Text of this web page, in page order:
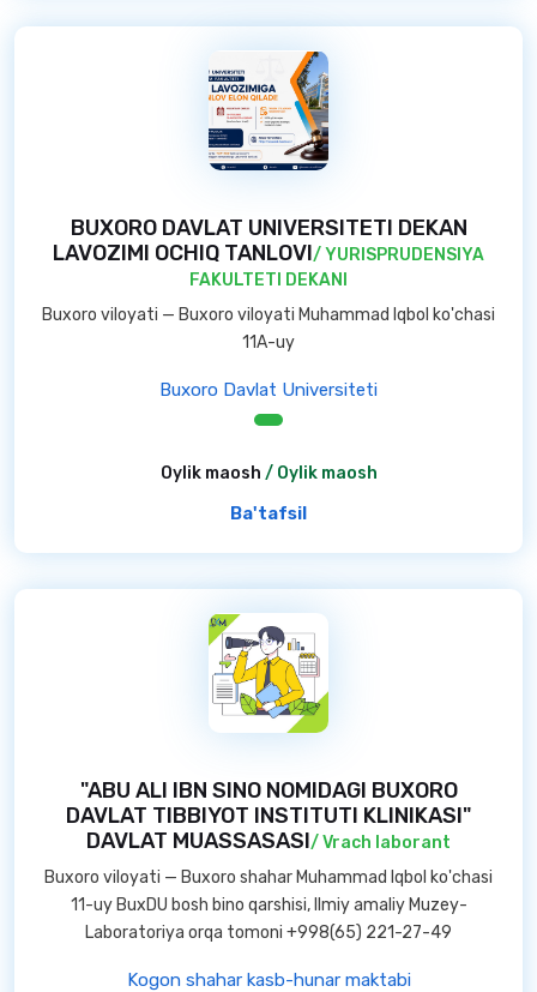
BUXORO DAVLAT UNIVERSITETI DEKAN
LAVOZIMI OCHIQ TANLOVI/ YURISPRUDENSIYA
FAKULTETI DEKANI
Buxoro viloyati — Buxoro viloyati Muhammad Iqbol ko'chasi
11A-uy
Buxoro Davlat Universiteti
Oylik maosh / Oylik maosh
Ba'tafsil
"ABU ALI IBN SINO NOMIDAGI BUXORO
DAVLAT TIBBIYOT INSTITUTI KLINIKASI"
DAVLAT MUASSASASI/ Vrach laborant
Buxoro viloyati — Buxoro shahar Muhammad Iqbol ko'chasi
11-uy BuxDU bosh bino qarshisi, Ilmiy amaliy Muzey-
Laboratoriya orqa tomoni +998(65) 221-27-49
Kogon shahar kasb-hunar maktabi